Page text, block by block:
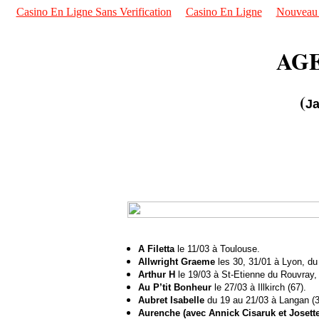
Casino En Ligne Sans Verification Casino En Ligne
(
A Filetta le 11/03 à Toulouse.
Allwright Graeme les 30, 31/01 à Lyon,
Arthur H le 19/03 à St-Etienne du
Au P’tit Bonheur le 27/03 à Illkirch (67).
Aubret Isabelle du 19 au 21/03 à Langan
Aurenche (avec Annick Cisaruk et